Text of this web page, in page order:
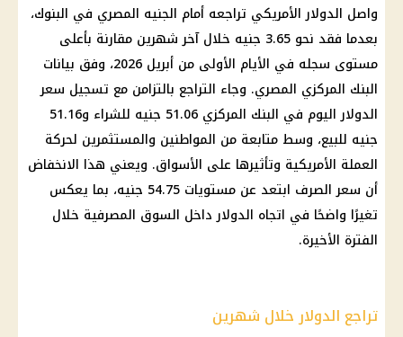
واصل الدولارالأمريكي تراجعه أمام الجنيه المصري في البنوك،
بعدما فقد نحو 3.65 جنيه خلال آخر شهرين مقارنة بأعلى
مستوى سجله في الأيام الأولى من أبريل 2026، وفق بيانات
البنك المركزي المصري. وجاء التراجع بالتزامن مع تسجيل سعر
الدولار اليوم في البنك المركزي
51.06 جنيه للشراء و51.16
جنيه للبيع، وسط متابعة من المواطنين والمستثمرين لحركة
العملة الأمريكية وتأثيرها على الأسواق. ويعني هذا الانخفاض
أن سعر الصرف
ابتعد عن مستويات 54.75 جنيه، بما يعكس
تغيرًا واضحًا في اتجاه الدولارداخل السوق المصرفية خلال
الفترة الأخيرة.
تراجع الدولار خلال شهرين